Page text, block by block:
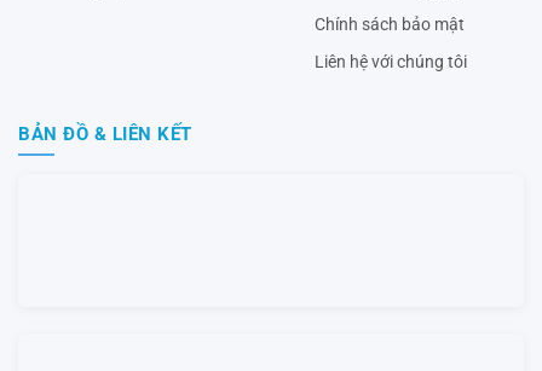
Chính sách bảo mật
Liên hệ với chúng tôi
BẢN ĐỒ & LIÊN KẾT